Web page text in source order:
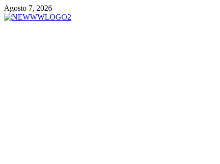
Vai
al
Agosto 7, 2026